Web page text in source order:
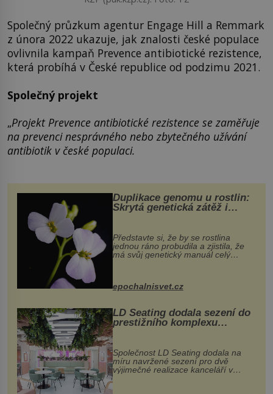
Společný průzkum agentur Engage Hill a Remmark
z února 2022 ukazuje, jak znalosti české populace
ovlivnila kampaň Prevence antibiotické rezistence,
která probíhá v České republice od podzimu 2021.
Společný projekt
„Projekt Prevence antibiotické rezistence se zaměřuje
na prevenci nesprávného nebo zbytečného užívání
antibiotik v české populaci.
Duplikace genomu u rostlin:
Skrytá genetická zátěž i
Představte si, že by se rostlina
jednou ráno probudila a zjistila, že
má svůj genetický manuál celý
vstupenka...
epochalnisvet.cz
LD Seating dodala sezení do
prestižního komplexu
MediaCityUK v Salfordu
Společnost LD Seating dodala na
míru navržené sezení pro dvě
výjimečné realizace kanceláří v
areálu MediaCityUK v anglickém